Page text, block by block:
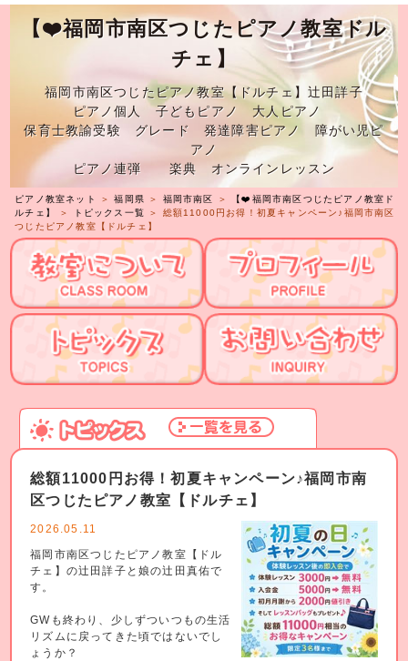
【❤️福岡市南区つじたピアノ教室ドル
チェ】
福岡市南区つじたピアノ教室【ドルチェ】辻田詳子
ピアノ個人 子どもピアノ 大人ピアノ
保育士教諭受験 グレード 発達障害ピアノ 障がい児ピ
アノ
ピアノ連弾 楽典 オンラインレッスン
ピアノ教室ネット ＞福岡県 ＞ 福岡市南区 ＞
【❤️福岡市南区つじたピアノ教室ド
ルチェ】
＞ トピックス一覧 ＞ 総額11000円お得！初夏キャンペーン♪福岡市南区
つじたピアノ教室【ドルチェ】
総額11000円お得！初夏キャンペーン♪福岡市南
区つじたピアノ教室【ドルチェ】
2026.05.11
福岡市南区つじたピアノ教室【ドル
チェ】の辻田詳子と娘の辻田真佑で
す。
GWも終わり、少しずついつもの生活
リズムに戻ってきた頃ではないでし
ょうか？